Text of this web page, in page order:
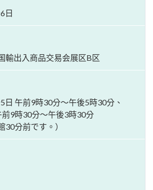
日
輸出入商品交易会展区B区
日 午前9時30分～午後5時30分、
9時30分～午後3時30分
30分前です。）